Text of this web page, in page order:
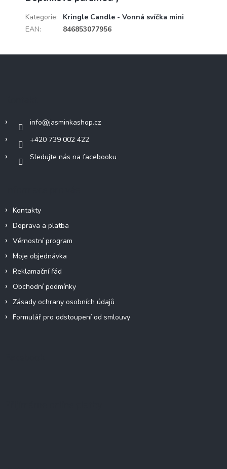
Kategorie:
Kringle Candle - Vonná svíčka mini
EAN: 846853077956
info@jasminkashop.cz
+420 739 002 422
Sledujte nás na facebooku
Kontakty
Doprava a platba
Věrnostní program
Moje objednávka
Reklamační řád
Obchodní podmínky
Zásady ochrany osobních údajů
Formulář pro odstoupení od smlouvy